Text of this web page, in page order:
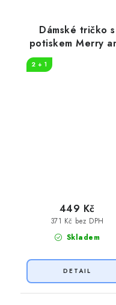
Dámské tričko s
potiskem Merry
2 + 1
Skladem
371 Kč bez DPH
449 Kč